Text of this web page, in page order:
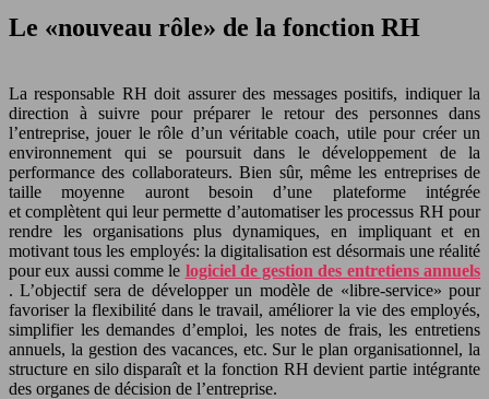
Le «nouveau rôle» de la fonction RH
La responsable RH doit assurer des messages positifs, indiquer la
direction à suivre pour préparer le retour des personnes dans
l’entreprise, jouer le rôle d’un véritable coach, utile pour créer un
environnement qui se poursuit dans le développement de la
performance des collaborateurs. Bien sûr, même les entreprises de
taille moyenne auront besoin d’une plateforme intégrée
et complètent qui leur permette d’automatiser les processus RH pour
rendre les organisations plus dynamiques, en impliquant et en
motivant tous les employés: la digitalisation est désormais une réalité
pour eux aussi comme le logiciel de gestion des entretiens annuels
. L’objectif sera de développer un modèle de «libre-service» pour
favoriser la flexibilité dans le travail, améliorer la vie des employés,
simplifier les demandes d’emploi, les notes de frais, les entretiens
annuels, la gestion des vacances, etc. Sur le plan organisationnel, la
structure en silo disparaît et la fonction RH devient partie intégrante
des organes de décision de l’entreprise.